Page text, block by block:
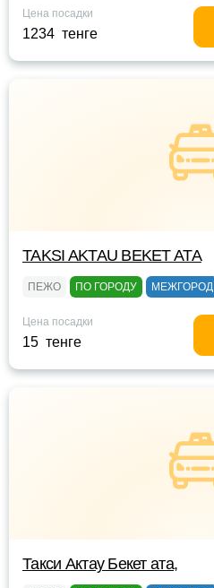
Цена посадки
1234 тенге
TAKSI AKTAU BEKET ATA
ПЕЖО ПО ГОРОДУ МЕЖГОРОД
Цена посадки
15 тенге
Такси Актау Бекет ата,